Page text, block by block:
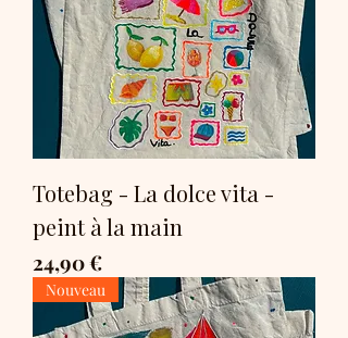
Totebag - La dolce vita -
peint à la main
Prix
24,90 €
Nouveau